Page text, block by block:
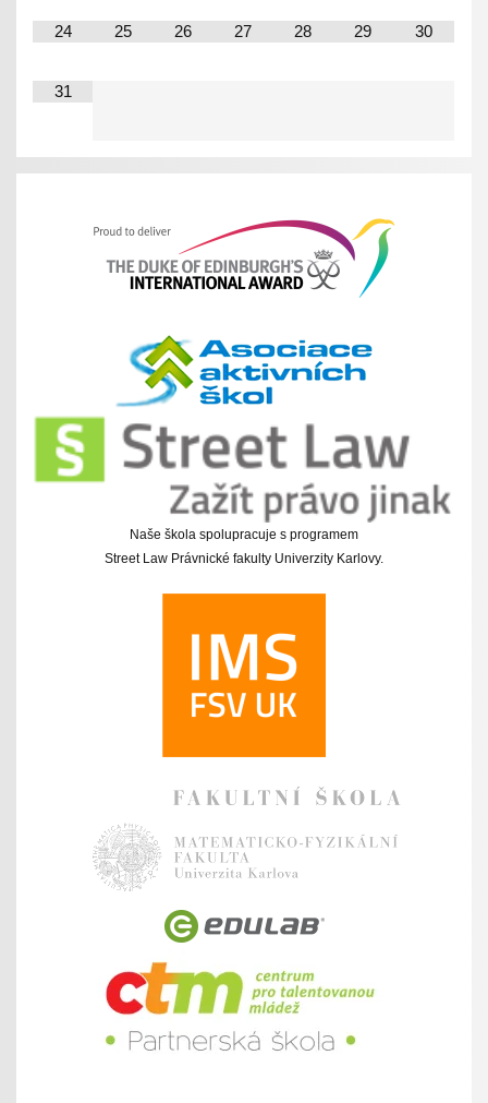
24 25 26 27 28 29 30
31
Naše škola spolupracuje s programem
Street Law Právnické fakulty Univerzity Karlovy.